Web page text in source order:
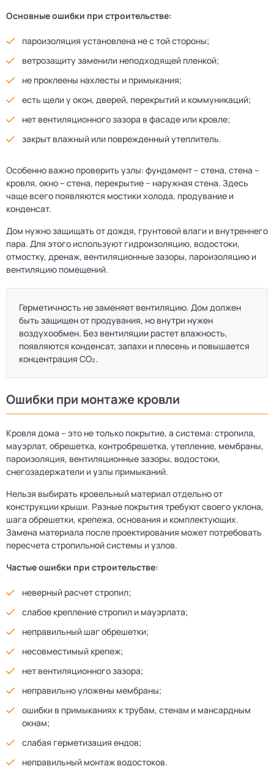
Основные ошибки при строительстве:
пароизоляция установлена не с той стороны;
ветрозащиту заменили неподходящей пленкой;
не проклеены нахлесты и примыкания;
есть щели у окон, дверей, перекрытий и коммуникаций;
нет вентиляционного зазора в фасаде или кровле;
закрыт влажный или поврежденный утеплитель.
Особенно важно проверить узлы: фундамент – стена, стена –
кровля, окно – стена, перекрытие – наружная стена. Здесь
чаще всего появляются мостики холода, продувание и
конденсат.
Дом нужно защищать от дождя, грунтовой влаги и внутреннего
пара. Для этого используют гидроизоляцию, водостоки,
отмостку, дренаж, вентиляционные зазоры, пароизоляцию и
вентиляцию помещений.
Герметичность не заменяет вентиляцию. Дом должен
быть защищен от продувания, но внутри нужен
воздухообмен. Без вентиляции растет влажность,
появляются конденсат, запахи и плесень и повышается
концентрация CO₂.
Ошибки при монтаже кровли
Кровля дома – это не только покрытие, а система: стропила,
мауэрлат, обрешетка, контробрешетка, утепление, мембраны,
пароизоляция, вентиляционные зазоры, водостоки,
снегозадержатели и узлы примыканий.
Нельзя выбирать кровельный материал отдельно от
конструкции крыши. Разные покрытия требуют своего уклона,
шага обрешетки, крепежа, основания и комплектующих.
Замена материала после проектирования может потребовать
пересчета стропильной системы и узлов.
Частые ошибки при строительстве:
неверный расчет стропил;
слабое крепление стропил и мауэрлата;
неправильный шаг обрешетки;
несовместимый крепеж;
нет вентиляционного зазора;
неправильно уложены мембраны;
ошибки в примыканиях к трубам, стенам и мансардным
окнам;
слабая герметизация ендов;
неправильный монтаж водостоков.